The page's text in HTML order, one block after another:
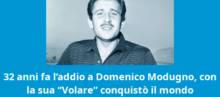
32 anni fa l’addio a Domenico Modugno, con
la sua “Volare” conquistò il mondo